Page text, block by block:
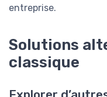
entreprise.
Solutions
classique